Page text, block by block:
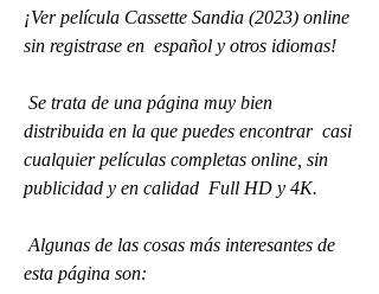
¡Ver película Cassette Sandia (2023) online
sin registrase en  español y otros idiomas!
distribuida en la que puedes encontrar  casi
cualquier películas completas online, sin
publicidad y en calidad  Full HD y 4K.
esta página son: